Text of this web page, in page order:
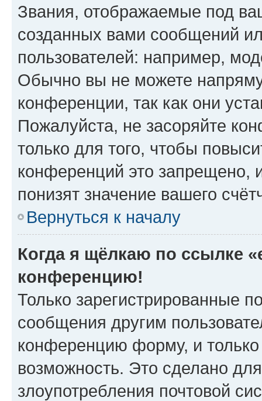
Звания, отображаемые под
созданных вами сообщений
пользователей: например,
Обычно вы не можете
конференции, так как они
Пожалуйста, не засоряйте
только для того, чтобы
конференций это запрещено,
понизят значение вашего
Вернуться к началу
Когда я щёлкаю по ссылке
конференцию!
Только зарегистрированные
сообщения другим
конференцию форму, и
возможность. Это сделано
злоупотребления почтовой